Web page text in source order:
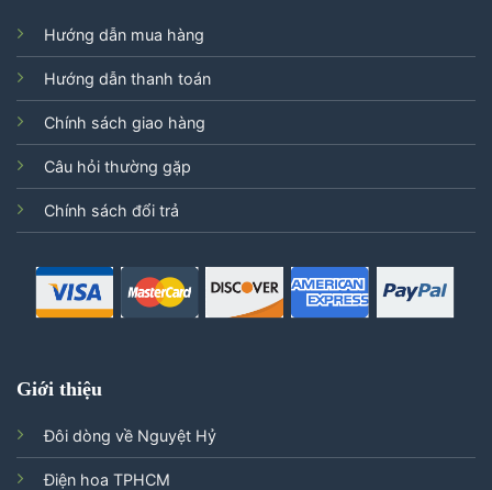
Hướng dẫn mua hàng
Hướng dẫn thanh toán
Chính sách giao hàng
Câu hỏi thường gặp
Chính sách đổi trả
Giới thiệu
Đôi dòng về Nguyệt Hỷ
Điện hoa TPHCM